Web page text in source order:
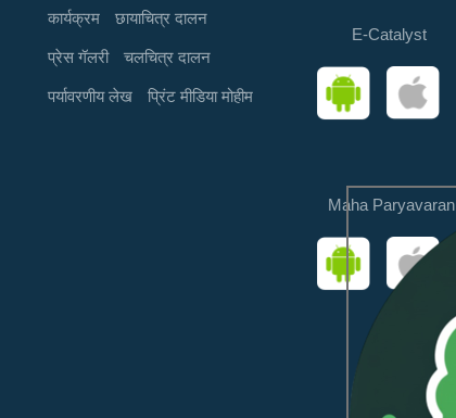
कार्यक्रम छायाचित्र दालन
प्रेस गॅलरी चलचित्र दालन
पर्यावरणीय लेख प्रिंट मीडिया मोहीम
E-Catalyst
Maha Paryavaran